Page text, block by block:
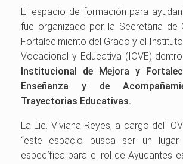
El espacio de formación para
fue organizado por la Secretaria de
Fortalecimiento del Grado y el
Vocacional y Educativa (IOVE)
Institucional de Mejora y
Enseñanza y de
Trayectorias Educativas.
La Lic. Viviana Reyes, a cargo del
“este espacio busca ser un
específica para el rol de Ayudantes